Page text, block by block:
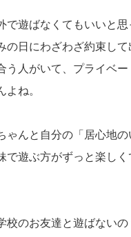
遊ばなくてもいいと
日にわざわざ約束し
人がいて、プライベ
ね。
んと自分の「居心地
遊ぶ方がずっと楽し
のお友達と遊ばない